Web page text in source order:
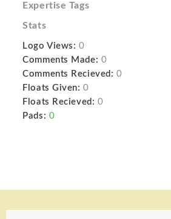
Expertise Tags
Stats
Logo Views: 0
Comments Made: 0
Comments Recieved: 0
Floats Given: 0
Floats Recieved: 0
Pads: 0